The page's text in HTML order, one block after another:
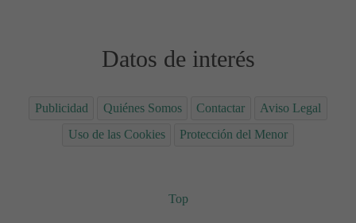
Datos de interés
Publicidad Quiénes Somos Contactar
Aviso Legal
Uso de las Cookies
Protección del Menor
Top